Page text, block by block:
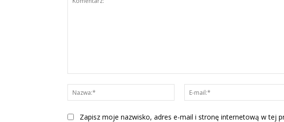
Nazwa:*
Zapisz moje nazwisko, adres e-mail i stronę internetową w tej